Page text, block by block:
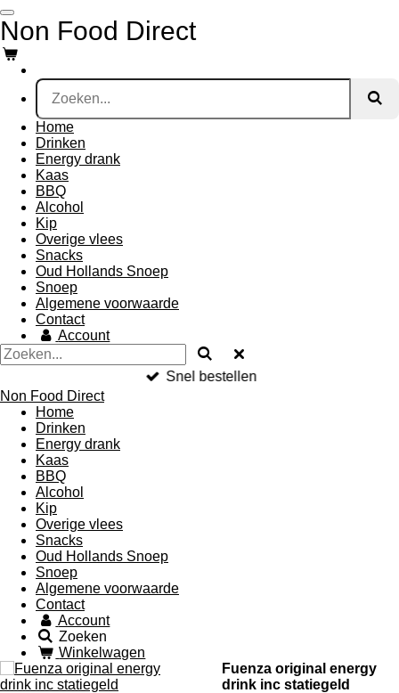
Ga
direct
naar
de
hoofdinhoud
Non Food Direct
Home
Drinken
Energy drank
Kaas
BBQ
Alcohol
Kip
Overige vlees
Snacks
Oud Hollands Snoep
Snoep
Algemene voorwaarde
Contact
Account
Snel bestellen
Non Food Direct
Home
Drinken
Energy drank
Kaas
BBQ
Alcohol
Kip
Overige vlees
Snacks
Oud Hollands Snoep
Snoep
Algemene voorwaarde
Contact
Account
Zoeken
Winkelwagen
Fuenza original energy
drink inc statiegeld